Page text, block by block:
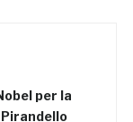
per la